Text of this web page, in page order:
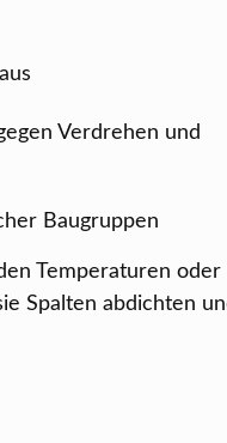
Verdrehen und
Baugruppen
Temperaturen oder
Spalten abdichten